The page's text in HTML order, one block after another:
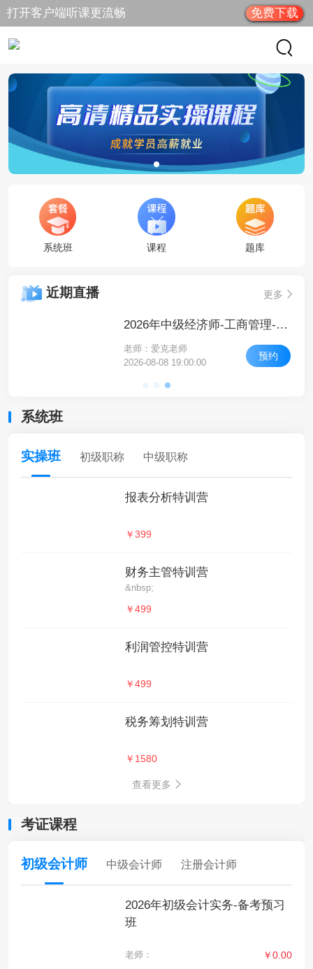
打开客户端听课更流畅 免费下载
系统班 课程 题库
近期直播 更多
2026年中级经济师-工商管理-高频考点课-高频考点4
老师：爱克老师
2026-08-08 19:00:00
预约
系统班
实操班 初级职称 中级职称
报表分析特训营
￥399
财务主管特训营
&nbsp;
￥499
利润管控特训营
￥499
税务筹划特训营
￥1580
查看更多
考证课程
初级会计师 中级会计师 注册会计师
2026年初级会计实务-备考预习
班
老师： ￥0.00